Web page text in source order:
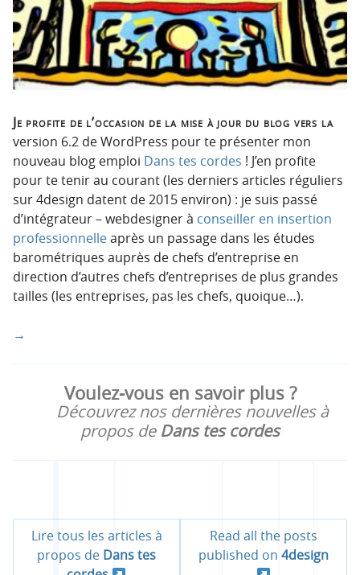
Je profite de l’occasion de la mise à jour du blog vers la
version 6.2 de WordPress pour te présenter mon
nouveau blog emploi Dans tes cordes ! J’en profite
pour te tenir au courant (les derniers articles réguliers
sur 4design datent de 2015 environ) : je suis passé
d’intégrateur – webdesigner à conseiller en insertion
professionnelleaprès un passage dans les études
barométriques auprès de chefs d’entreprise en
direction d’autres chefs d’entreprises de plus grandes
tailles (les entreprises, pas les chefs, quoique…).
→
Voulez-vous en savoir plus ?
Découvrez nos dernières nouvelles à
propos de Dans tes cordes
Lire tous les articles à
propos de Dans tes
Read all the posts
published on 4design
R